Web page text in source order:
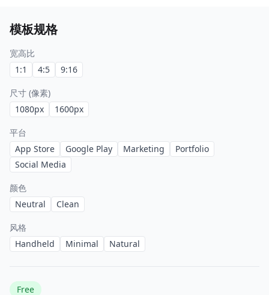
模板规格
宽高比
1:1
4:5 9:16
尺寸 (像素)
1080px 1600px
平台
App Store
Google Play Marketing
Portfolio
Social Media
颜色
Neutral
Clean
风格
Handheld
Minimal Natural
Free